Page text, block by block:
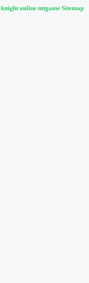
knight online nttgame Sitemap